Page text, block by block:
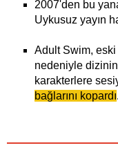
2007'den bu
Uykusuz yayın
Adult Swim, eski
nedeniyle dizinin
karakterlere
bağlarını kopardı.